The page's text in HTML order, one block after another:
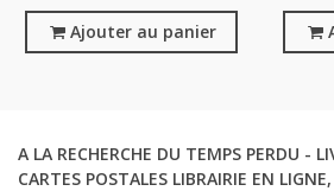
Ajouter au panier
A LA RECHERCHE DU TEMPS PERDU -
CARTES POSTALES LIBRAIRIE EN